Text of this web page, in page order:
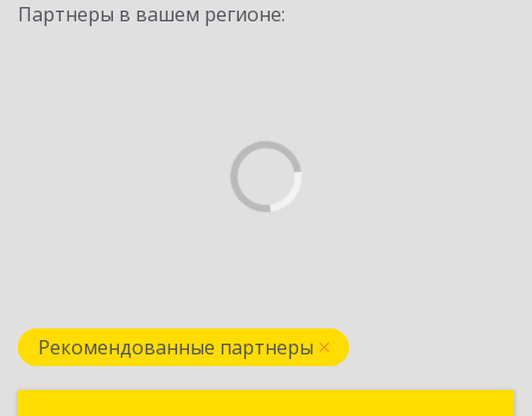
Партнеры в вашем регионе:
Рекомендованные партнеры